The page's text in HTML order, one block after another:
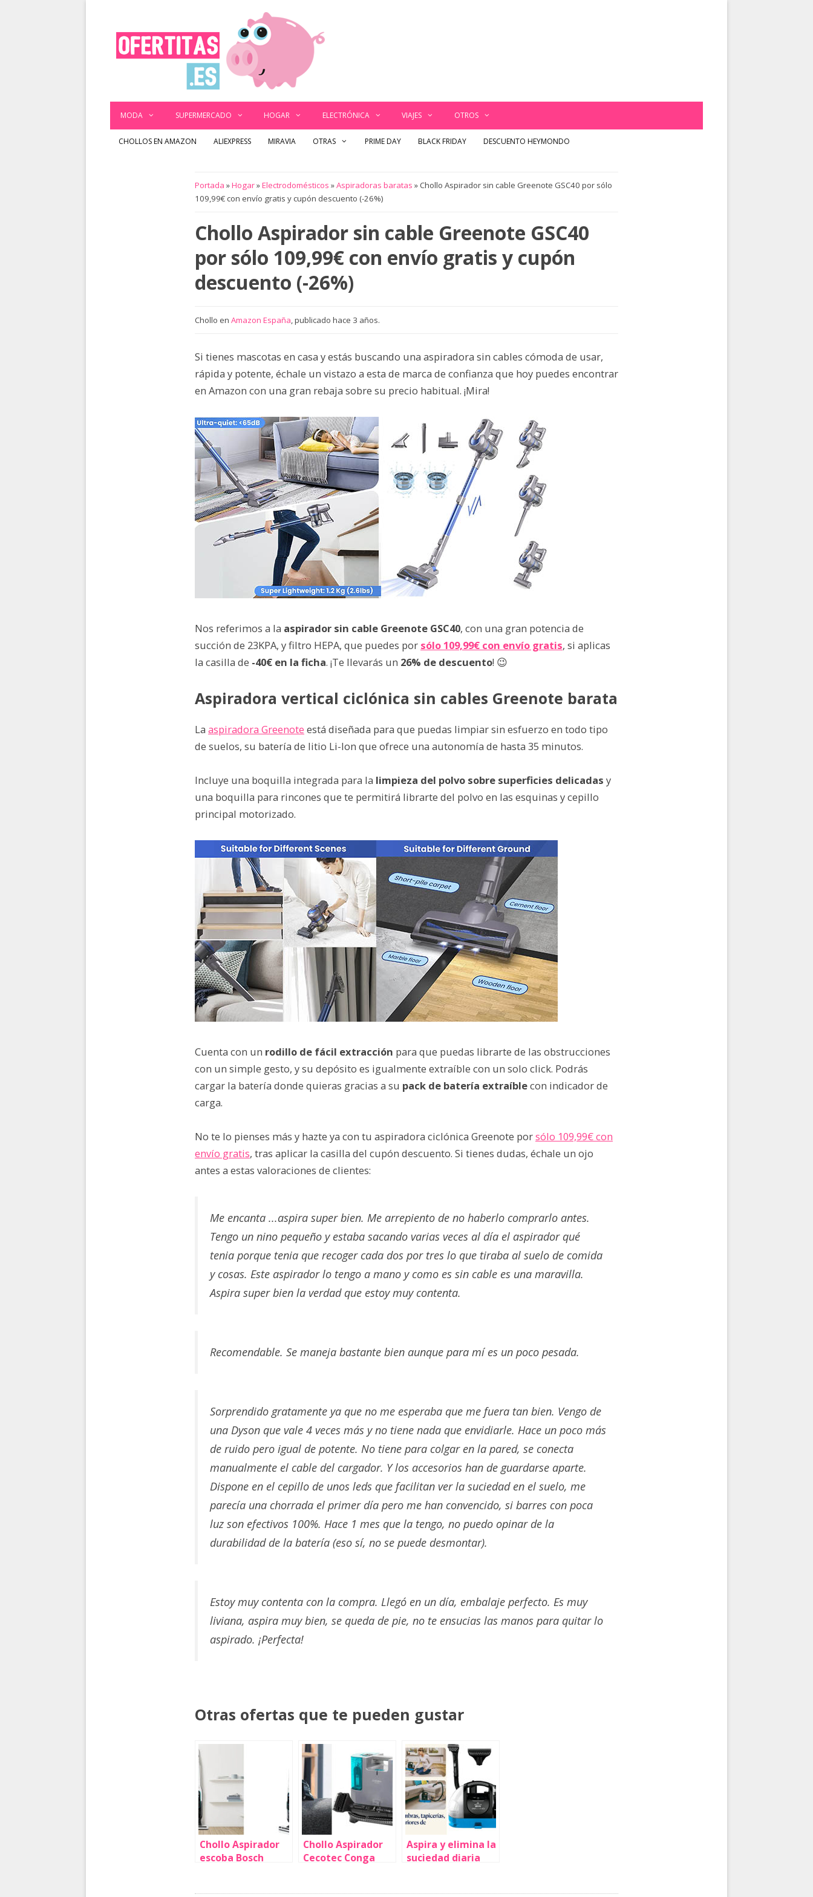
MODA SUPERMERCADO HOGAR ELECTRÓNICA VIAJES OTROS
CHOLLOS EN AMAZON ALIEXPRESS MIRAVIA OTRAS PRIME DAY BLACK FRIDAY DESCUENTO HEYMONDO
Portada »Hogar»Electrodomésticos »Aspiradoras baratas » Chollo Aspirador sin cable Greenote GSC40 por sólo
109,99€ con envío gratis y cupón descuento (-26%)
Chollo Aspirador sin cable Greenote GSC40
por sólo 109,99€ con envío gratis y cupón
descuento (-26%)
Chollo en Amazon España, publicado hace 3 años.
Si tienes mascotas en casa y estás buscando una aspiradora sin cables cómoda de usar,
rápida y potente, échale un vistazo a esta de marca de confianza que hoy puedes encontrar
en Amazon con una gran rebaja sobre su precio habitual. ¡Mira!
Nos referimos a la aspirador sin cable Greenote GSC40, con una gran potencia de
succión de 23KPA, y filtro HEPA, que puedes por sólo 109,99€ con envío gratis, si aplicas
la casilla de -40€ en la ficha. ¡Te llevarás un 26% de descuento! 😉
Aspiradora vertical ciclónica sin cables Greenote barata
La aspiradora Greenote está diseñada para que puedas limpiar sin esfuerzo en todo tipo
de suelos, su batería de litio Li-Ion que ofrece una autonomía de hasta 35 minutos.
Incluye una boquilla integrada para la limpieza del polvo sobre superficies delicadas y
una boquilla para rincones que te permitirá librarte del polvo en las esquinas y cepillo
principal motorizado.
Cuenta con un rodillo de fácil extracción para que puedas librarte de las obstrucciones
con un simple gesto, y su depósito es igualmente extraíble con un solo click. Podrás
cargar la batería donde quieras gracias a su pack de batería extraíblecon indicador de
carga.
No te lo pienses más y hazte ya con tu aspiradora ciclónica Greenote porsólo 109,99€ con
envío gratis, tras aplicar la casilla del cupón descuento. Si tienes dudas, échale un ojo
antes a estas valoraciones de clientes:
Me encanta ...aspira super bien. Me arrepiento de no haberlo comprarlo antes.
Tengo un nino pequeño y estaba sacando varias veces al día el aspirador qué
tenia porque tenia que recoger cada dos por tres lo que tiraba al suelo de comida
y cosas. Este aspirador lo tengo a mano y como es sin cable es una maravilla.
Aspira super bien la verdad que estoy muy contenta.
Recomendable. Se maneja bastante bien aunque para mí es un poco pesada.
Sorprendido gratamente ya que no me esperaba que me fuera tan bien. Vengo de
una Dyson que vale 4 veces más y no tiene nada que envidiarle. Hace un poco más
de ruido pero igual de potente. No tiene para colgar en la pared, se conecta
manualmente el cable del cargador. Y los accesorios han de guardarse aparte.
Dispone en el cepillo de unos leds que facilitan ver la suciedad en el suelo, me
parecía una chorrada el primer día pero me han convencido, si barres con poca
luz son efectivos 100%. Hace 1 mes que la tengo, no puedo opinar de la
durabilidad de la batería (eso sí, no se puede desmontar).
Estoy muy contenta con la compra. Llegó en un día, embalaje perfecto. Es muy
liviana, aspira muy bien, se queda de pie, no te ensucias las manos para quitar lo
aspirado. ¡Perfecta!
Otras ofertas que te pueden gustar
Chollo Aspirador
escoba Bosch
Chollo Aspirador
Cecotec Conga
Aspira y elimina la
suciedad diaria